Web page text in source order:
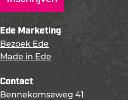
Ede Marketing
Bezoek Ede
Made in Ede
Contact
Bennekomseweg 41